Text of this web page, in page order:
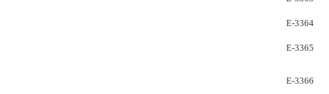
E-3364
E-3365
E-3366